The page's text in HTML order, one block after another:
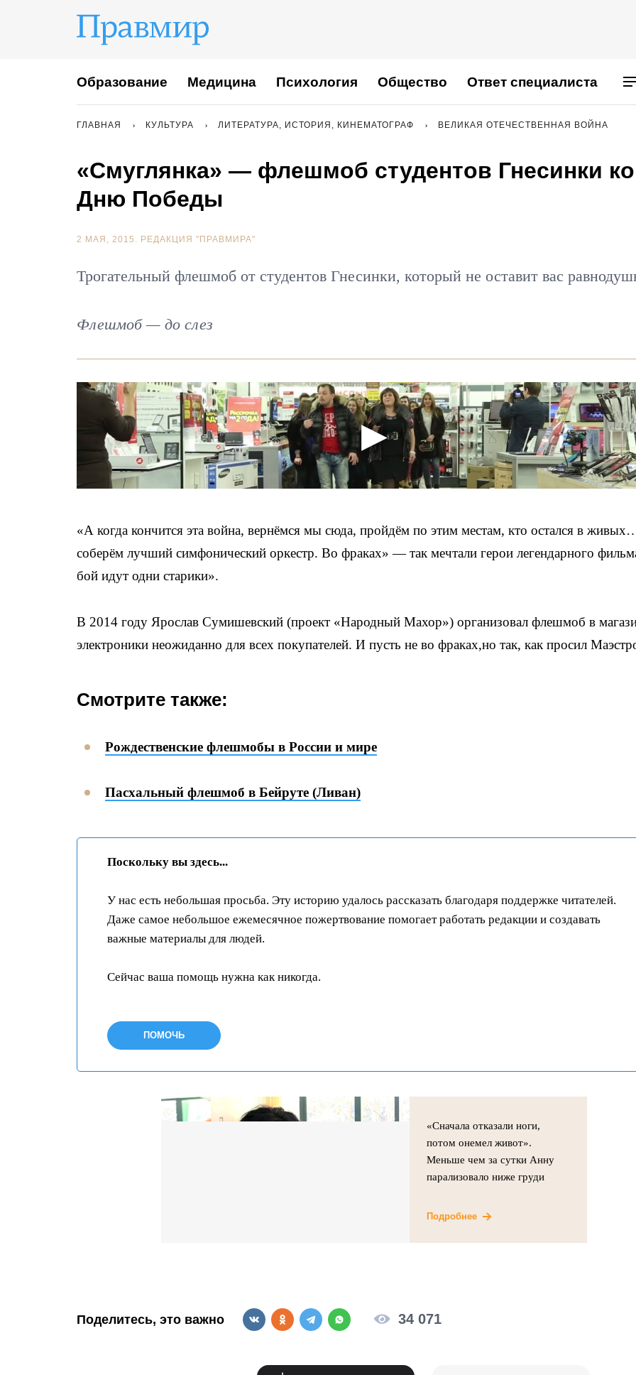
Образование Медицина Психология Общество Ответ специалиста
ГЛАВНАЯ КУЛЬТУРА ЛИТЕРАТУРА, ИСТОРИЯ, КИНЕМАТОГРАФ ВЕЛИКАЯ ОТЕЧЕСТВЕННАЯ ВОЙНА
«Смуглянка» — флешмоб студентов Гнесинки ко
Дню Победы
2 МАЯ, 2015. РЕДАКЦИЯ "ПРАВМИРА"
Трогательный флешмоб от студентов Гнесинки, который не оставит вас
Флешмоб — до слез
«А когда кончится эта война, вернёмся мы сюда, пройдём по этим местам, кто остался в
соберём лучший симфонический оркестр. Во фраках» — так мечтали герои легендарного
бой идут одни старики».
В 2014 году Ярослав Сумишевский (проект «Народный Махор») организовал флешмоб в
электроники неожиданно для всех покупателей. И пусть не во фраках,но так, как просил
Смотрите также:
Рождественские флешмобы в России и мире
Пасхальный флешмоб в Бейруте (Ливан)
Поскольку вы здесь...
У нас есть небольшая просьба. Эту историю удалось рассказать благодаря поддержке читателей.
Даже самое небольшое ежемесячное пожертвование помогает работать редакции и создавать
важные материалы для людей.
Сейчас ваша помощь нужна как никогда.
ПОМОЧЬ
«Сначала отказали ноги,
потом онемел живот».
Меньше чем за сутки Анну
парализовало ниже груди
Подробнее
Поделитесь, это важно 34 071